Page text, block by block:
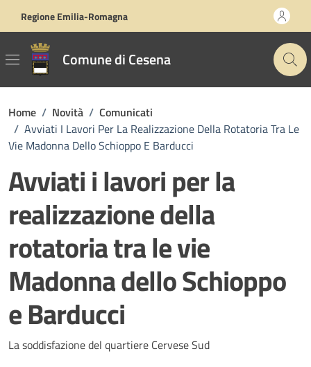
Regione Emilia-Romagna
Comune di Cesena
Home / Novità / Comunicati
/ Avviati I Lavori Per La Realizzazione Della Rotatoria Tra Le
Vie Madonna Dello Schioppo E Barducci
Avviati i lavori per la
realizzazione della
rotatoria tra le vie
Madonna dello Schioppo
e Barducci
Dettagli della notizia
La soddisfazione del quartiere Cervese Sud